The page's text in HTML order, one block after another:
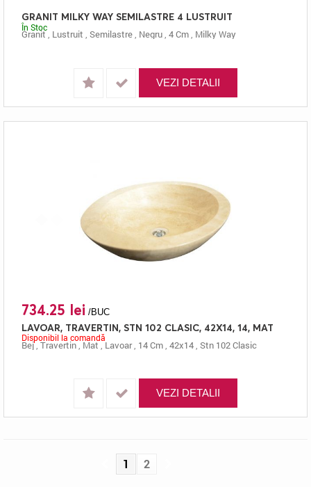
GRANIT MILKY WAY SEMILASTRE 4 LUSTRUIT
Granit, Lustruit , Semilastre, Negru, 4 Cm, Milky Way
În Stoc
VEZI DETALII
734.25 lei /BUC
LAVOAR, TRAVERTIN, STN 102 CLASIC, 42X14, 14, MAT
Bej,Travertin,Mat,Lavoar, 14 Cm 42x14 Stn 102 Clasic
Disponibil la comandă
VEZI DETALII
1 2